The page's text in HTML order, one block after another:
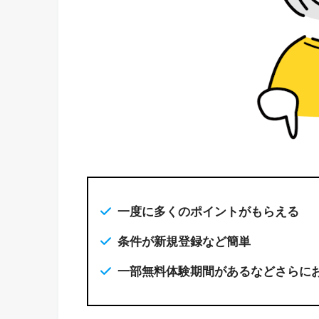
一度に多くのポイントがもらえる
条件が新規登録など簡単
一部無料体験期間があるなどさらに